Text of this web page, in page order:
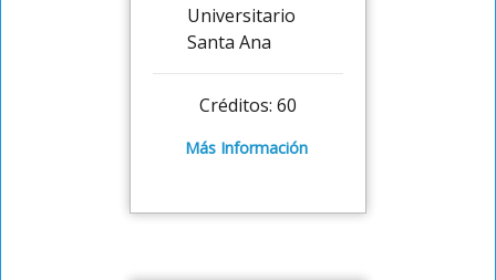
Créditos: 60
Más Información